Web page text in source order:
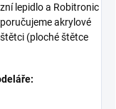
lepidlo a Robitronic
akrylové
(ploché štětce